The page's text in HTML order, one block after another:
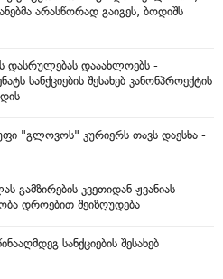
არასწორად გაიგეს, ბოდიშს
დასრულებას დააახლოებს -
სანქციების შესახებ კანონპროექტის
"გლოვოს" კურიერს თავს დაესხა -
გამზირების კვეთიდან ჟვანიას
დროებით შეიზღუდება
სანქციების შესახებ